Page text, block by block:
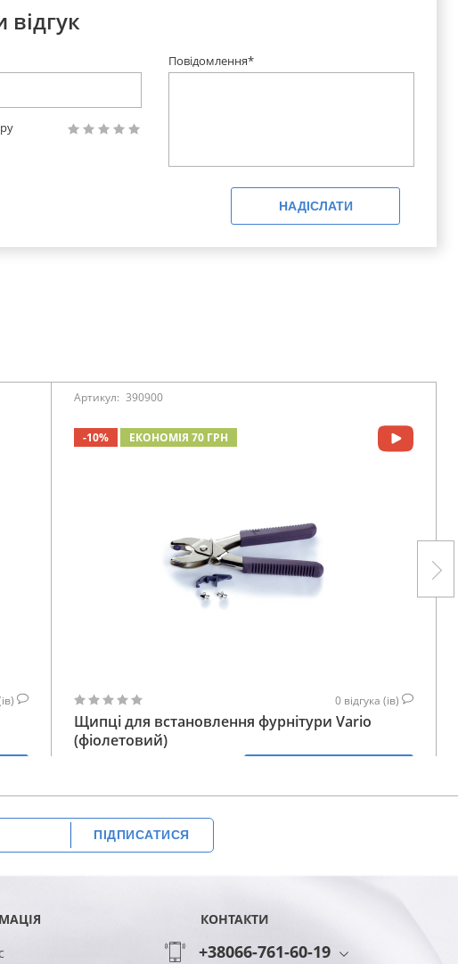
Повідомлення*
НАДІСЛАТИ
Артикул: 390900
-10% ЕКОНОМІЯ 70 ГРН
0 відгука (ів)
Щипці для встановлення фурнітури Vario
(фіолетовий)
ПІДПИСАТИСЯ
КОНТАКТИ
+38066-761-60-19